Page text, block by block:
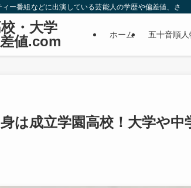
ー番組などに出演している芸能人の学歴や偏差値、さ
・大学
値.com
ホーム 五十音順
は成立学園高校！大学や中